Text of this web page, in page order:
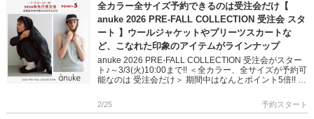
全カラー全サイズ予約できるのは受注会だけ【
anuke 2026 PRE-FALL COLLECTION 受注会 スタ
ート 】ウールジャケットやプリーツスカートな
ど、こなれた印象のアイテムがラインナップ
anuke 2026 PRE-FALL COLLECTION 受注会がスター
ト♪～3/3(火)10:00まで!! ＜全カラー、全サイズが予約可
能なのは 受注会だけ＞ 期間中はなんとポイント5倍!! こ
2/25 予約スタート